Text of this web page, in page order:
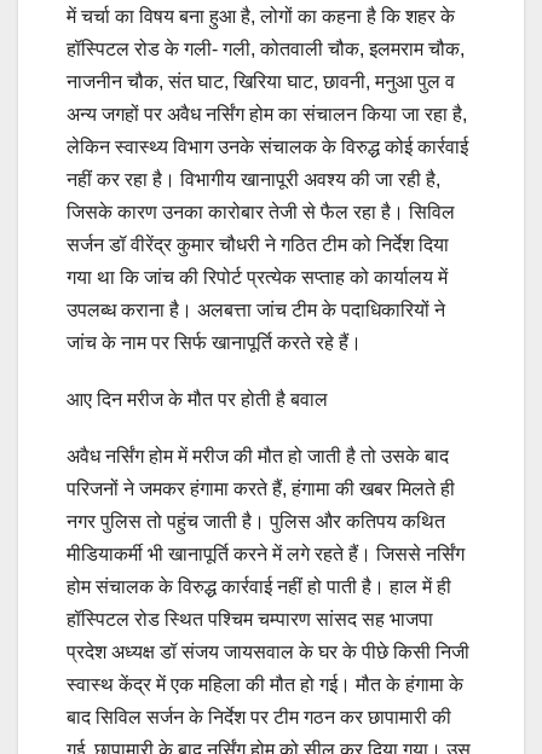
में चर्चा का विषय बना हुआ है, लोगों का कहना है कि शहर के
हॉस्पिटल रोड के गली- गली, कोतवाली चौक, इलमराम चौक,
नाजनीन चौक, संत घाट, खिरिया घाट, छावनी, मनुआ पुल व
अन्य जगहों पर अवैध नर्सिंग होम का संचालन किया जा रहा है,
लेकिन स्वास्थ्य विभाग उनके संचालक के विरुद्ध कोई कार्रवाई
नहीं कर रहा है। विभागीय खानापूरी अवश्य की जा रही है,
जिसके कारण उनका कारोबार तेजी से फैल रहा है। सिविल
सर्जन डॉ वीरेंद्र कुमार चौधरी ने गठित टीम को निर्देश दिया
गया था कि जांच की रिपोर्ट प्रत्येक सप्ताह को कार्यालय में
उपलब्ध कराना है। अलबत्ता जांच टीम के पदाधिकारियों ने
जांच के नाम पर सिर्फ खानापूर्ति करते रहे हैं।
आए दिन मरीज के मौत पर होती है बवाल
अवैध नर्सिंग होम में मरीज की मौत हो जाती है तो उसके बाद
परिजनों ने जमकर हंगामा करते हैं, हंगामा की खबर मिलते ही
नगर पुलिस तो पहुंच जाती है। पुलिस और कतिपय कथित
मीडियाकर्मी भी खानापूर्ति करने में लगे रहते हैं। जिससे नर्सिंग
होम संचालक के विरुद्ध कार्रवाई नहीं हो पाती है। हाल में ही
हॉस्पिटल रोड स्थित पश्चिम चम्पारण सांसद सह भाजपा
प्रदेश अध्यक्ष डॉ संजय जायसवाल के घर के पीछे किसी निजी
स्वास्थ केंद्र में एक महिला की मौत हो गई। मौत के हंगामा के
बाद सिविल सर्जन के निर्देश पर टीम गठन कर छापामारी की
गई, छापामारी के बाद नर्सिंग होम को सील कर दिया गया। उस